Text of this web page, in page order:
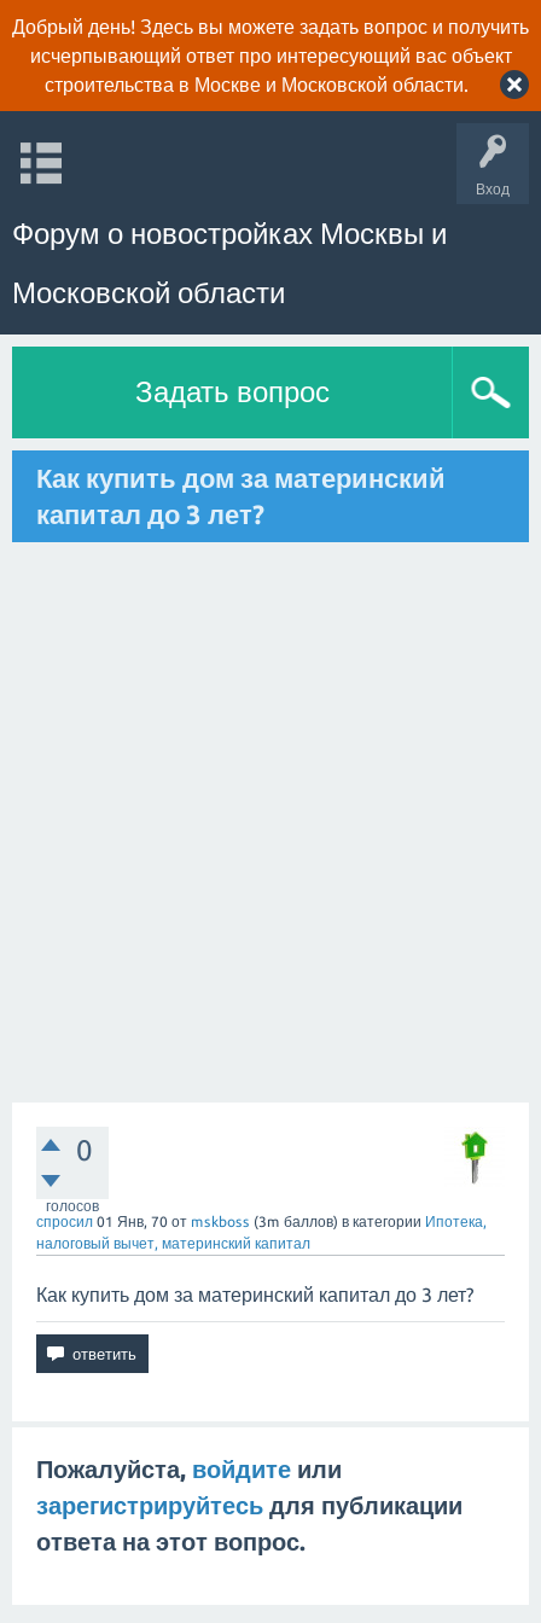
Добрый день! Здесь вы можете задать вопрос и получить
исчерпывающий ответ про интересующий вас объект
строительства в Москве и Московской области.
Вход
Форум о новостройках Москвы и
Московской области
Задать вопрос
Как купить дом за материнский
капитал до 3 лет?
0
голосов
спросил 01 Янв, 70 от mskboss (3m баллов) в категории Ипотека,
налоговый вычет, материнский капитал
Как купить дом за материнский капитал до 3 лет?
Пожалуйста, войдите или
зарегистрируйтесь для публикации
ответа на этот вопрос.